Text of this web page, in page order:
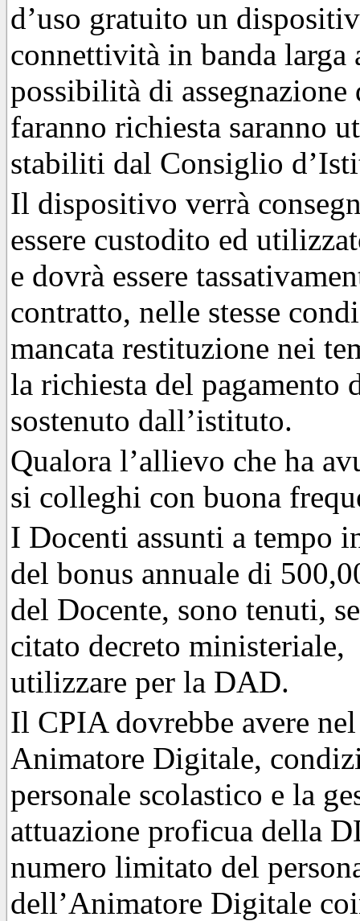
d’uso gratuito un
connettività in banda larga
possibilità di
faranno richiesta saranno
stabiliti dal Consiglio
Il dispositivo verrà
essere custodito ed
e dovrà essere
contratto, nelle stesse
mancata restituzione nei
la richiesta del pagamento
sostenuto dall’istituto.
Qualora l’allievo che ha
si colleghi con buona
I Docenti assunti a tempo
del bonus annuale di
del Docente, sono tenuti,
citato decreto
utilizzare per la DAD.
Il CPIA dovrebbe avere
Animatore Digitale,
personale scolastico e la
attuazione proficua della
numero limitato del
dell’Animatore Digitale